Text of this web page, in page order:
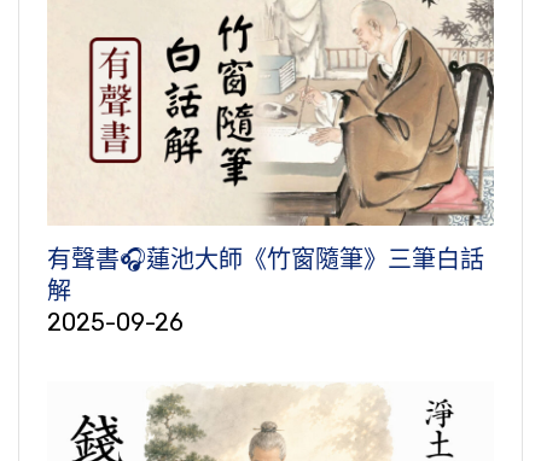
有聲書🎧蓮池大師《竹窗隨筆》三筆白話
解
2025-09-26